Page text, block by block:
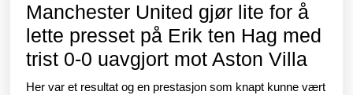
Manchester United gjør lite for å
lette presset på Erik ten Hag med
trist 0-0 uavgjort mot Aston Villa
Her var et resultat og en prestasjon som knapt kunne vært